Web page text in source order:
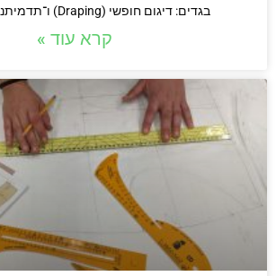
בגדים: דיגום חופשי (Draping) ו־תדמיתנות טהורה –
קרא עוד »